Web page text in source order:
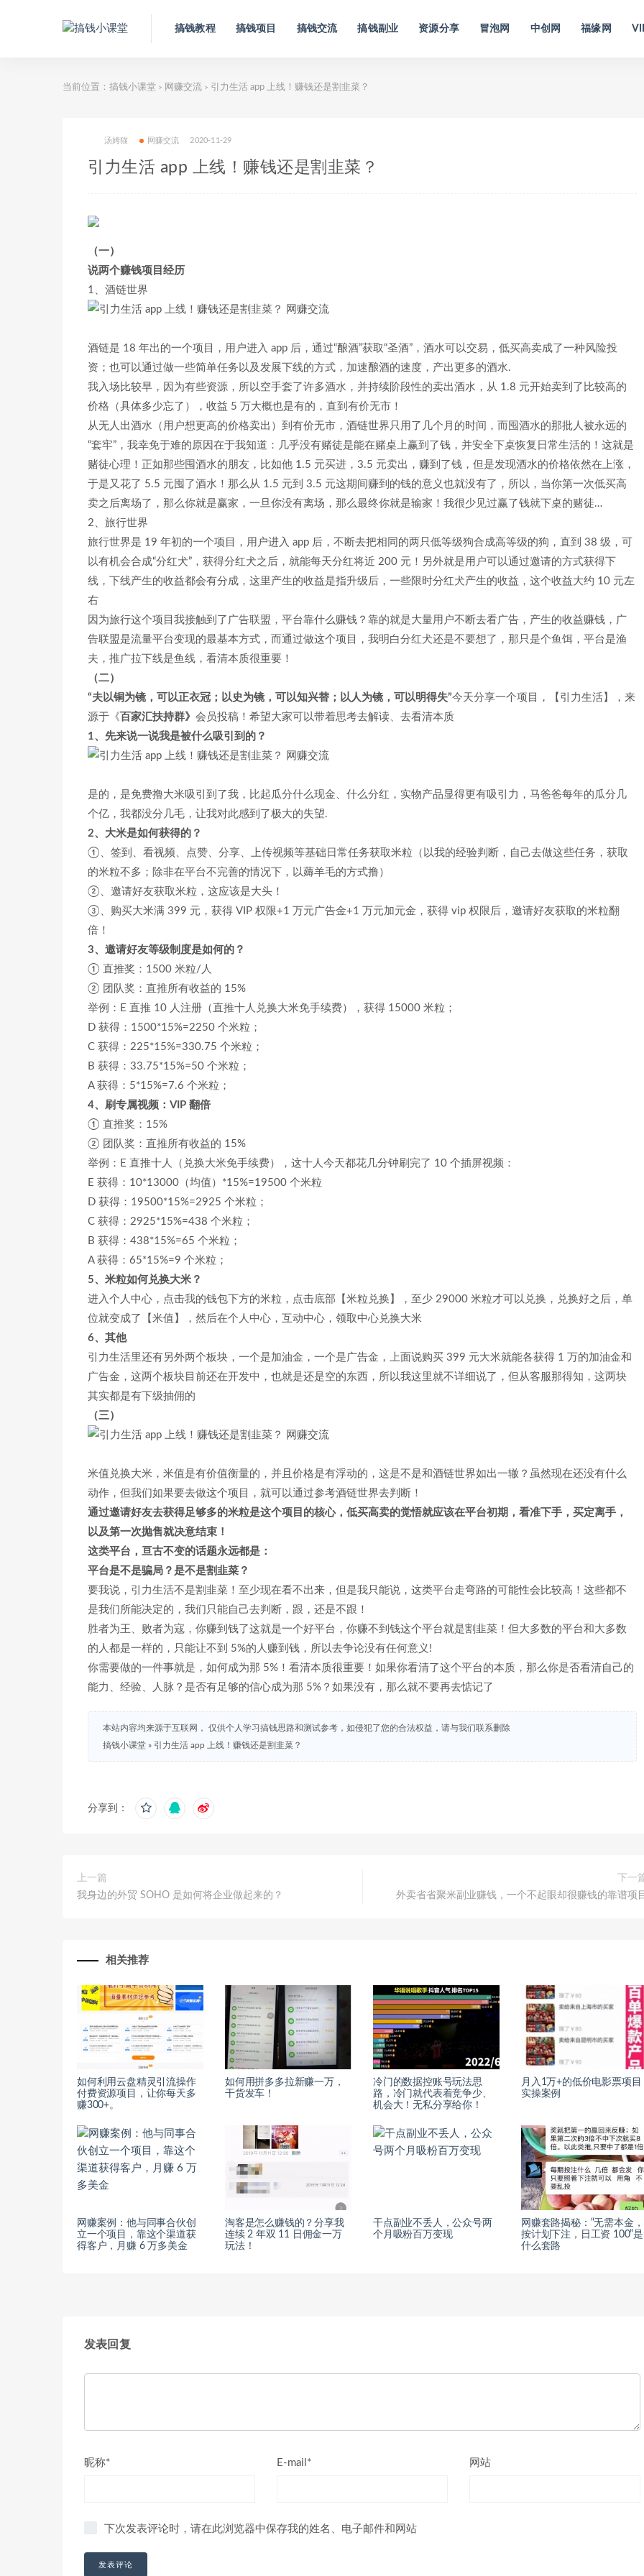
搞钱教程 搞钱项目 搞钱交流 搞钱副业 资源分享 冒泡网 中创网 福缘网
当前位置： 搞钱小课堂 > 网赚交流 > 引力生活 app 上线！赚钱还是割韭菜？
汤姆猫 网赚交流 2020-11-29
引力生活 app 上线！赚钱还是割韭菜？
（一）
说两个赚钱项目经历
1、酒链世界
酒链是 18 年出的一个项目，用户进入 app 后，通过“酿酒”获取“圣酒”，酒水可以交易，低买高卖成了一种风险投
资；也可以通过做一些简单任务以及发展下线的方式，加速酿酒的速度，产出更多的酒水.
我入场比较早，因为有些资源，所以空手套了许多酒水，并持续阶段性的卖出酒水，从 1.8 元开始卖到了比较高的
价格（具体多少忘了），收益 5 万大概也是有的，直到有价无市！
从无人出酒水（用户想更高的价格卖出）到有价无市，酒链世界只用了几个月的时间，而囤酒水的那批人被永远的
“套牢”，我幸免于难的原因在于我知道：几乎没有赌徒是能在赌桌上赢到了钱，并安全下桌恢复日常生活的！这就是
赌徒心理！正如那些囤酒水的朋友，比如他 1.5 元买进，3.5 元卖出，赚到了钱，但是发现酒水的价格依然在上涨，
于是又花了 5.5 元囤了酒水！那么从 1.5 元到 3.5 元这期间赚到的钱的意义也就没有了，所以，当你第一次低买高
卖之后离场了，那么你就是赢家，一旦你没有离场，那么最终你就是输家！我很少见过赢了钱就下桌的赌徒…
2、旅行世界
旅行世界是 19 年初的一个项目，用户进入 app 后，不断去把相同的两只低等级狗合成高等级的狗，直到 38 级，可
以有机会合成“分红犬”，获得分红犬之后，就能每天分红将近 200 元！另外就是用户可以通过邀请的方式获得下
线，下线产生的收益都会有分成，这里产生的收益是指升级后，一些限时分红犬产生的收益，这个收益大约 10 元左
右
因为旅行这个项目我接触到了广告联盟，平台靠什么赚钱？靠的就是大量用户不断去看广告，产生的收益赚钱，广
告联盟是流量平台变现的最基本方式，而通过做这个项目，我明白分红犬还是不要想了，那只是个鱼饵，平台是渔
夫，推广拉下线是鱼线，看清本质很重要！
（二）
“夫以铜为镜，可以正衣冠；以史为镜，可以知兴替；以人为镜，可以明得失”今天分享一个项目，【引力生活】，来
源于《 百家汇扶持群》 会员投稿！希望大家可以带着思考去解读、去看清本质
1、先来说一说我是被什么吸引到的？
是的，是免费撸大米吸引到了我，比起瓜分什么现金、什么分红，实物产品显得更有吸引力，马爸爸每年的瓜分几
个亿，我都没分几毛，让我对此感到了极大的失望.
2、大米是如何获得的？
①、签到、看视频、点赞、分享、上传视频等基础日常任务获取米粒（以我的经验判断，自己去做这些任务，获取
的米粒不多；除非在平台不完善的情况下，以薅羊毛的方式撸）
②、邀请好友获取米粒，这应该是大头！
③、购买大米满 399 元，获得 VIP 权限+1 万元广告金+1 万元加元金，获得 vip 权限后，邀请好友获取的米粒翻
倍！
3、邀请好友等级制度是如何的？
① 直推奖：1500 米粒/人
② 团队奖：直推所有收益的 15%
举例：E 直推 10 人注册（直推十人兑换大米免手续费），获得 15000 米粒；
D 获得：1500*15%=2250 个米粒；
C 获得：225*15%=330.75 个米粒；
B 获得：33.75*15%=50 个米粒；
A 获得：5*15%=7.6 个米粒；
4、刷专属视频：VIP 翻倍
① 直推奖：15%
② 团队奖：直推所有收益的 15%
举例：E 直推十人（兑换大米免手续费），这十人今天都花几分钟刷完了 10 个插屏视频：
E 获得：10*13000（均值）*15%=19500 个米粒
D 获得：19500*15%=2925 个米粒；
C 获得：2925*15%=438 个米粒；
B 获得：438*15%=65 个米粒；
A 获得：65*15%=9 个米粒；
5、米粒如何兑换大米？
进入个人中心，点击我的钱包下方的米粒，点击底部【米粒兑换】，至少 29000 米粒才可以兑换，兑换好之后，单
位就变成了【米值】，然后在个人中心，互动中心，领取中心兑换大米
6、其他
引力生活里还有另外两个板块，一个是加油金，一个是广告金，上面说购买 399 元大米就能各获得 1 万的加油金和
广告金，这两个板块目前还在开发中，也就是还是空的东西，所以我这里就不详细说了，但从客服那得知，这两块
其实都是有下级抽佣的
（三）
米值兑换大米，米值是有价值衡量的，并且价格是有浮动的，这是不是和酒链世界如出一辙？虽然现在还没有什么
动作，但我们如果要去做这个项目，就可以通过参考酒链世界去判断！
通过邀请好友去获得足够多的米粒是这个项目的核心，低买高卖的觉悟就应该在平台初期，看准下手，买定离手，
以及第一次抛售就决意结束！
这类平台，亘古不变的话题永远都是：
平台是不是骗局？是不是割韭菜？
要我说，引力生活不是割韭菜！至少现在看不出来，但是我只能说，这类平台走弯路的可能性会比较高！这些都不
是我们所能决定的，我们只能自己去判断，跟，还是不跟！
胜者为王、败者为寇，你赚到钱了这就是一个好平台，你赚不到钱这个平台就是割韭菜！但大多数的平台和大多数
的人都是一样的，只能让不到 5%的人赚到钱，所以去争论没有任何意义!
你需要做的一件事就是，如何成为那 5%！看清本质很重要！如果你看清了这个平台的本质，那么你是否看清自己的
能力、经验、人脉？是否有足够的信心成为那 5%？如果没有，那么就不要再去惦记了
本站内容均来源于互联网， 仅供个人学习搞钱思路和测试参考，如侵犯了您的合法权益，请与我们联系删除
搞钱小课堂 » 引力生活 app 上线！赚钱还是割韭菜？
分享到：
上一篇
我身边的外贸 SOHO 是如何将企业做起来的？
下一
外卖省省聚米副业赚钱，一个不起眼却很赚钱的靠谱项
相关推荐
如何利用云盘精灵引流操作
付费资源项目，让你每天多
赚300+。
如何用拼多多拉新赚一万，
干货发车！
冷门的数据控账号玩法思
路，冷门就代表着竞争少、
机会大！无私分享给你！
月入1万+的低价电影票项目
实操案例
网赚案例：他与同事合伙创
立一个项目，靠这个渠道获
得客户，月赚 6 万多美金
淘客是怎么赚钱的？分享我
连续 2 年双 11 日佣金一万
玩法！
干点副业不丢人，公众号两
个月吸粉百万变现
网赚套路揭秘：“无需本金，
按计划下注，日工资 100”是
什么套路
发表回复
昵称* E-mail* 网站
下次发表评论时，请在此浏览器中保存我的姓名、电子邮件和网站